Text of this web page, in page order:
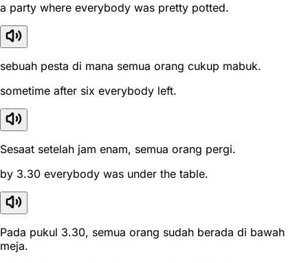
a party where everybody was pretty potted.
sebuah pesta di mana semua orang cukup mabuk.
sometime after six everybody left.
Sesaat setelah jam enam, semua orang pergi.
by 3.30 everybody was under the table.
Pada pukul 3.30, semua orang sudah berada di bawah
meja.